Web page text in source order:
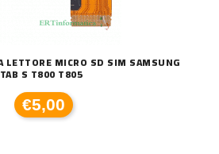
LETTORE MICRO SD SIM SAMSUNG
TAB S T800 T805
€5,00